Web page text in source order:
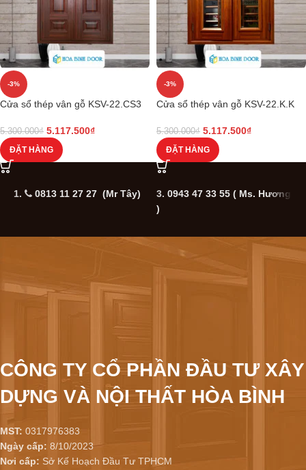
-3%
Cửa sổ thép vân gỗ KSV-22.CS3
5.300.000₫ 5.117.500₫
ĐẶT HÀNG
-3%
Cửa sổ thép vân gỗ KSV-22.K.K
5.300.000₫ 5.117.500₫
ĐẶT HÀNG
1. 0813 11 27 27 (Mr Tây) 3. 0943 47 33 55 ( Ms. Hương
)
CÔNG TY CỔ PHẦN ĐẦU TƯ XÂY
DỰNG VÀ NỘI THẤT HÒA BÌNH
MST: 0317976383
Ngày cấp: 8/10/2023
Nơi cấp: Sở Kế Hoạch Đầu Tư TPHCM